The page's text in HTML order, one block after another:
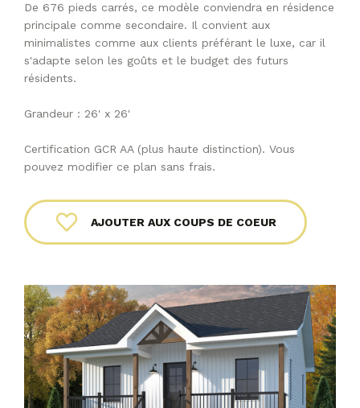
De 676 pieds carrés, ce modèle conviendra en résidence
principale comme secondaire. Il convient aux
minimalistes comme aux clients préférant le luxe, car il
s'adapte selon les goûts et le budget des futurs
résidents.
Grandeur : 26' x 26'
Certification GCR AA (plus haute distinction). Vous
pouvez modifier ce plan sans frais.
AJOUTER AUX COUPS DE COEUR